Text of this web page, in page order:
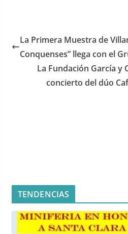
e
b
o
o
er s
A
p
p
La Primera Muestra de
Conquenses” llega con el
La Fundación García y
concierto del dúo
TENDENCIAS